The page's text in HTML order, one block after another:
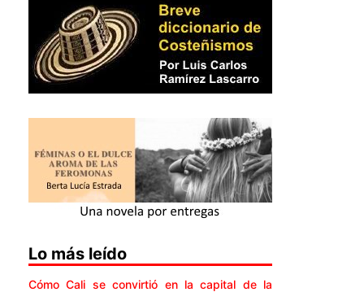
Lo más leído
Cómo Cali se convirtió en la capital de la